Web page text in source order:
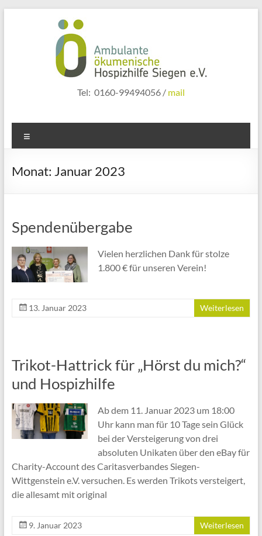
hospizhilfe
siegen
Tel: 0160-99494056 / mail
Monat: Januar 2023
Spendenübergabe
Vielen herzlichen Dank für stolze
1.800 € für unseren Verein!
13. Januar 2023 Weiterlesen
Trikot-Hattrick für „Hörst du mich?“
und Hospizhilfe
Ab dem 11. Januar 2023 um 18:00
Uhr kann man für 10 Tage sein Glück
bei der Versteigerung von drei
absoluten Unikaten über den eBay für
Charity-Account des Caritasverbandes Siegen-
Wittgenstein e.V. versuchen. Es werden Trikots versteigert,
die allesamt mit original
9. Januar 2023 Weiterlesen